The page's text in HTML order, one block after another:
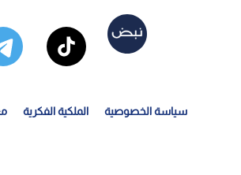
سياسة الخصوصية الملكية الفكرية